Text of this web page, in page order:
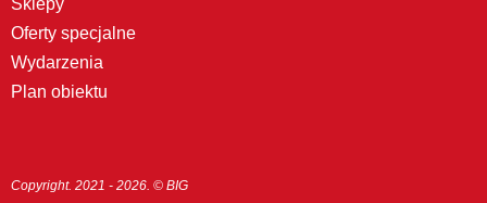
Sklepy
Oferty specjalne
Wydarzenia
Plan obiektu
Copyright. 2021 - 2026. © BIG